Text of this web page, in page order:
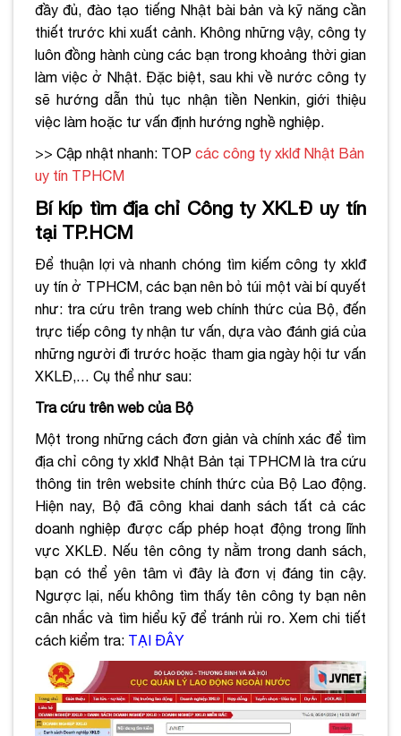
đầy đủ, đào tạo tiếng Nhật bài bản và kỹ năng cần
thiết trước khi xuất cảnh. Không những vậy, công ty
luôn đồng hành cùng các bạn trong khoảng thời gian
làm việc ở Nhật. Đặc biệt, sau khi về nước công ty
sẽ hướng dẫn thủ tục nhận tiền Nenkin, giới thiệu
việc làm hoặc tư vấn định hướng nghề nghiệp.
>> Cập nhật nhanh: TOP các công ty xklđ Nhật Bản
uy tín TPHCM
Bí kíp tìm địa chỉ Công ty XKLĐ uy tín
tại TP.HCM
Để thuận lợi và nhanh chóng tìm kiếm công ty xklđ
uy tín ở TPHCM, các bạn nên bỏ túi một vài bí quyết
như: tra cứu trên trang web chính thức của Bộ, đến
trực tiếp công ty nhận tư vấn, dựa vào đánh giá của
những người đi trước hoặc tham gia ngày hội tư vấn
XKLĐ,… Cụ thể như sau:
Tra cứu trên web của Bộ
Một trong những cách đơn giản và chính xác để tìm
địa chỉ công ty xklđ Nhật Bản tại TPHCM là tra cứu
thông tin trên website chính thức của Bộ Lao động.
Hiện nay, Bộ đã công khai danh sách tất cả các
doanh nghiệp được cấp phép hoạt động trong lĩnh
vực XKLĐ. Nếu tên công ty nằm trong danh sách,
bạn có thể yên tâm vì đây là đơn vị đáng tin cậy.
Ngược lại, nếu không tìm thấy tên công ty bạn nên
cân nhắc và tìm hiểu kỹ để tránh rủi ro. Xem chi tiết
cách kiểm tra: TẠI ĐÂY